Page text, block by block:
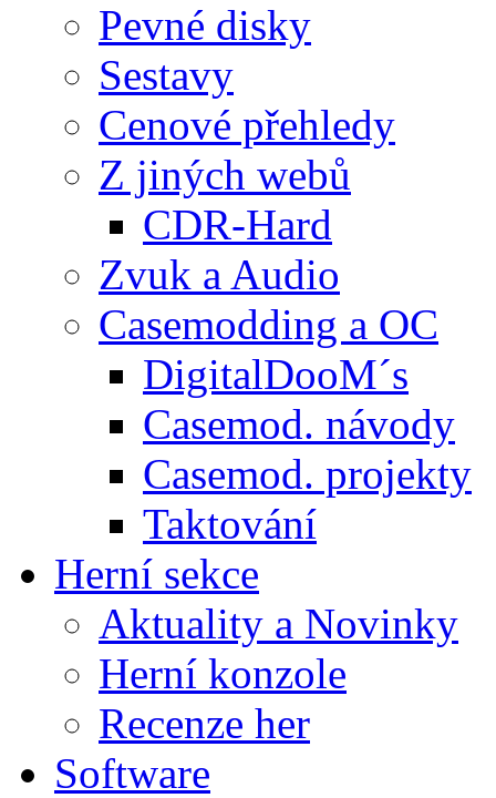
Pevné disky
Sestavy
Cenové přehledy
Z jiných webů
CDR-Hard
Zvuk a Audio
Casemodding a OC
DigitalDooM´s
Casemod. návody
Casemod. projekty
Taktování
Herní sekce
Aktuality a Novinky
Herní konzole
Recenze her
Software